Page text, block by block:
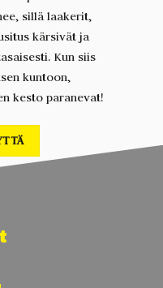
sillä laakerit,
kärsivät ja
Kun siis
kuntoon,
kesto paranevat!